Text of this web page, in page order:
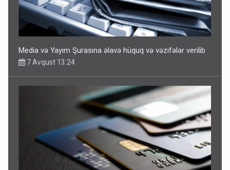
Media və Yayım Şurasına əlavə hüquq və vəzifələr verilib
7 Avqust 13:24